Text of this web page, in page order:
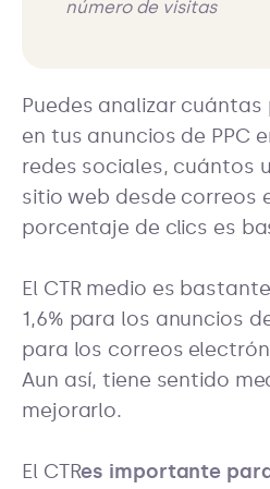
número de visitas
Puedes analizar
en tus anuncios de PPC
redes sociales, cuántos
sitio web desde correos
porcentaje de clics es
El CTR medio es
1,6% para los anuncios
para los correos
Aun así, tiene sentido
mejorarlo.
El CTRes importante